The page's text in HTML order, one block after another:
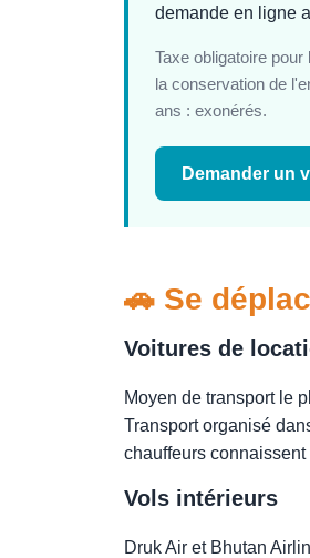
demande en ligne
Taxe obligatoire
la conservation de
ans : exonérés.
Demander un
🚗 Se
Voitures de
Moyen de transport le
Transport organisé
chauffeurs
Vols intérieurs
Druk Air et Bhutan